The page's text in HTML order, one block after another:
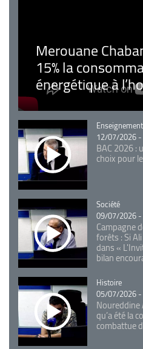
Merouane
15% la
énergétique à
Catégorie
12/07/2026
BAC 2026 :
choix pour
Catégorie
Société
09/07/2026
Campagne
forêts : Si
dans «
bilan
Catégorie
Histoire
05/07/2026
Noureddine
qu’a été la
combattue